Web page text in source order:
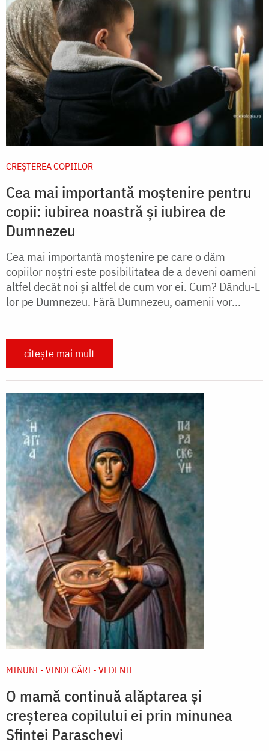
CREŞTEREA COPIILOR
Cea mai importantă moștenire pentru
copii: iubirea noastră și iubirea de
Dumnezeu
Cea mai importantă moştenire pe care o dăm
copiilor noştri este posibilitatea de a deveni oameni
altfel decât noi şi altfel de cum vor ei. Cum? Dându-L
lor pe Dumnezeu. Fără Dumnezeu, oamenii vor...
citește mai mult
MINUNI - VINDECĂRI - VEDENII
O mamă continuă alăptarea și
creșterea copilului ei prin minunea
Sfintei Paraschevi